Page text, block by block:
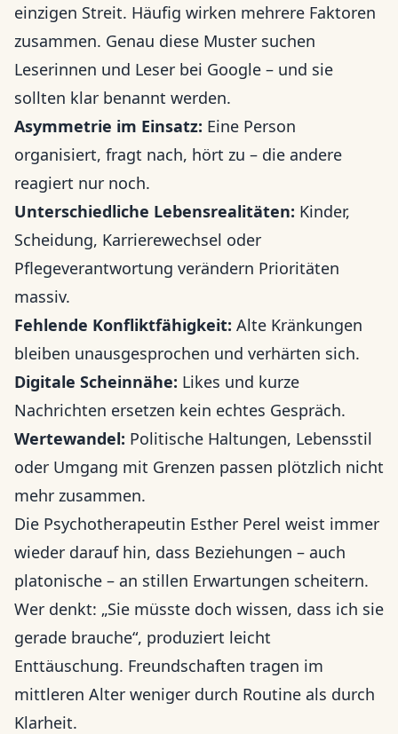
einzigen Streit. Häufig wirken mehrere Faktoren
zusammen. Genau diese Muster suchen
Leserinnen und Leser bei Google – und sie
sollten klar benannt werden.
Asymmetrie im Einsatz: Eine Person
organisiert, fragt nach, hört zu – die andere
reagiert nur noch.
Unterschiedliche Lebensrealitäten: Kinder,
Scheidung, Karrierewechsel oder
Pflegeverantwortung verändern Prioritäten
massiv.
Fehlende Konfliktfähigkeit: Alte Kränkungen
bleiben unausgesprochen und verhärten sich.
Digitale Scheinnähe: Likes und kurze
Nachrichten ersetzen kein echtes Gespräch.
Wertewandel: Politische Haltungen, Lebensstil
oder Umgang mit Grenzen passen plötzlich nicht
mehr zusammen.
Die Psychotherapeutin Esther Perel weist immer
wieder darauf hin, dass Beziehungen – auch
platonische – an stillen Erwartungen scheitern.
Wer denkt: „Sie müsste doch wissen, dass ich sie
gerade brauche“, produziert leicht
Enttäuschung. Freundschaften tragen im
mittleren Alter weniger durch Routine als durch
Klarheit.